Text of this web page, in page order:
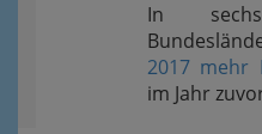
In sechs
2017 mehr
im Jahr